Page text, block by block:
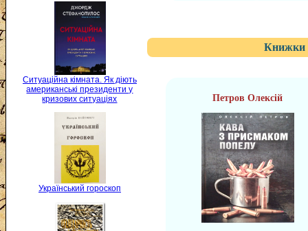
Ситуаційна кімната. Як діють
американські президенти у
кризових ситуаціях
Український гороскоп
Книжки
Петров Олексій